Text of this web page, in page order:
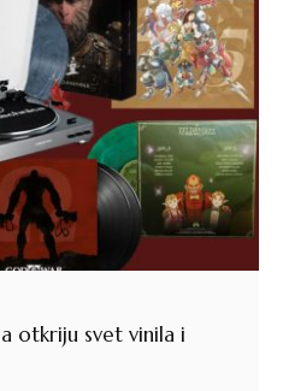
otkriju svet vinila i